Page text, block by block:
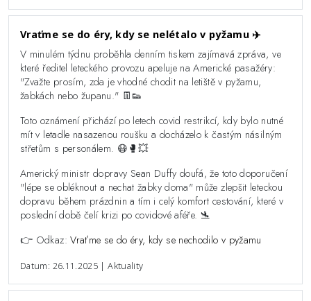
Vraťme se do éry, kdy se nelétalo v pyžamu ✈️
V minulém týdnu proběhla denním tiskem zajímavá zpráva, ve
které ředitel leteckého provozu apeluje na Americké pasažéry:
"Zvažte prosím, zda je vhodné chodit na letiště v pyžamu,
žabkách nebo županu." 👖👟
Toto oznámení přichází po letech covid restrikcí, kdy bylo nutné
mít v letadle nasazenou roušku a docházelo k častým násilným
střetům s personálem. 😷🥊💥
Americký ministr dopravy Sean Duffy doufá, že toto doporučení
"lépe se obléknout a nechat žabky doma" může zlepšit leteckou
dopravu během prázdnin a tím i celý komfort cestování, které v
poslední době čelí krizi po covidové aféře. 🛬
👉 Odkaz:Vraťme se do éry, kdy se nechodilo v pyžamu
Datum: 26.11.2025 | Aktuality